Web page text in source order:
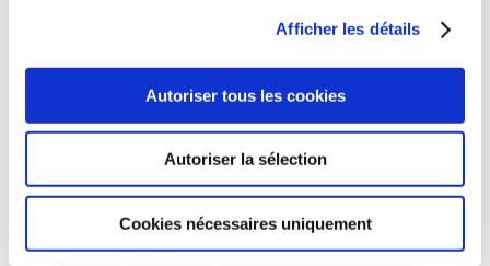
Afficher les détails
Autoriser tous les cookies
Autoriser la sélection
Cookies nécessaires uniquement